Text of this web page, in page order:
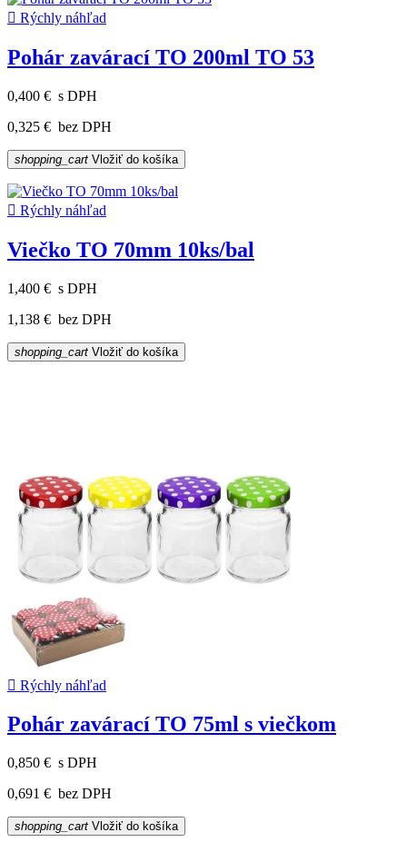
 Rýchly náhľad
Pohár zavárací TO 200ml TO 53
0,400 € s DPH
0,325 € bez DPH
shopping_cart Vložiť do košíka
 Rýchly náhľad
Viečko TO 70mm 10ks/bal
1,400 € s DPH
1,138 € bez DPH
shopping_cart Vložiť do košíka
 Rýchly náhľad
Pohár zavárací TO 75ml s viečkom
0,850 € s DPH
0,691 € bez DPH
shopping_cart Vložiť do košíka